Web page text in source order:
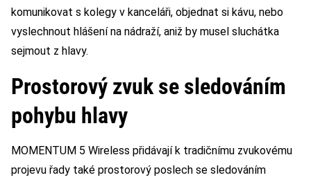
komunikovat s kolegy v kanceláři, objednat si kávu, nebo
vyslechnout hlášení na nádraží, aniž by musel sluchátka
sejmout z hlavy.
Prostorový zvuk se sledováním
pohybu hlavy
MOMENTUM 5 Wireless přidávají k tradičnímu zvukovému
projevu řady také prostorový poslech se sledováním